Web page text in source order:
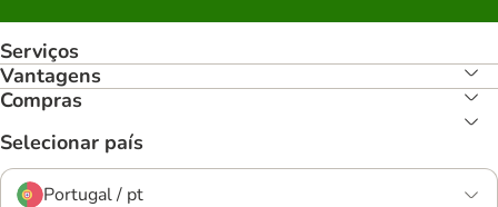
Serviços
Vantagens
Compras
Selecionar país
Portugal / pt